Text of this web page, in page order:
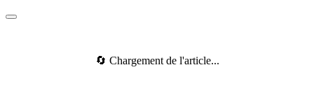
🔄 Chargement de l'article...